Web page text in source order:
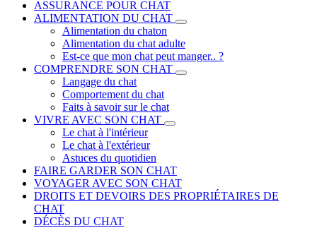
ASSURANCE POUR CHAT
ALIMENTATION DU CHAT
Alimentation du chaton
Alimentation du chat adulte
Est-ce que mon chat peut manger.. ?
COMPRENDRE SON CHAT
Langage du chat
Comportement du chat
Faits à savoir sur le chat
VIVRE AVEC SON CHAT
Le chat à l'intérieur
Le chat à l'extérieur
Astuces du quotidien
FAIRE GARDER SON CHAT
VOYAGER AVEC SON CHAT
DROITS ET DEVOIRS DES PROPRIÉTAIRES DE
CHAT
DÉCÈS DU CHAT